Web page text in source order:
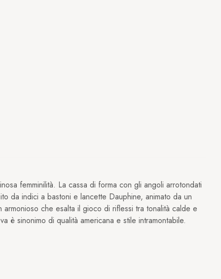
femminilità. La cassa di forma con gli angoli arrotondati
da indici a bastoni e lancette Dauphine, animato da un
che esalta il gioco di riflessi tra tonalità calde e
è sinonimo di qualità americana e stile intramontabile.